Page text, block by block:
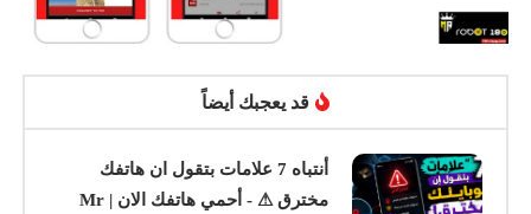
قد يعجبك أيضاً
أنتباه 7 علامات بتقول ان هاتفك
مخترق ⚠ - أحمي هاتفك الان | Mr